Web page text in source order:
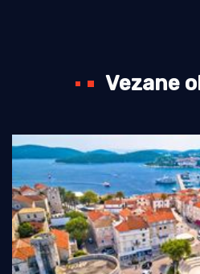
Vezane